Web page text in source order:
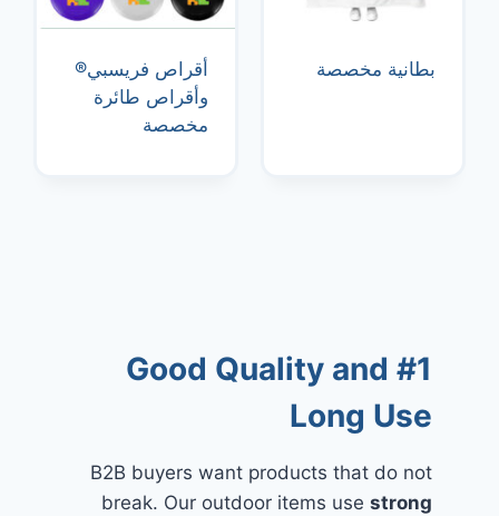
بطانية مخصصة
أقراص فريسبي®
وأقراص طائرة
مخصصة
#1 Good Quality and
Long Use
B2B buyers want products that do not
break. Our outdoor items use strong